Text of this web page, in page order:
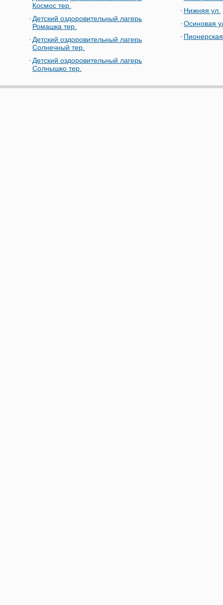
Космос тер.
Детский оздоровительный лагерь
Ромашка тер.
Детский оздоровительный лагерь
Солнечный тер.
Детский оздоровительный лагерь
Солнышко тер.
Нижняя ул.
Осиновая